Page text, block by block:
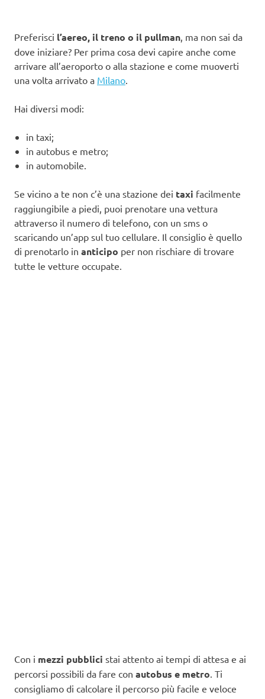
Preferisci l’aereo, il treno o il pullman, ma non sai da
dove iniziare? Per prima cosa devi capire anche come
arrivare all’aeroporto o alla stazione e come muoverti
una volta arrivato a Milano.
Hai diversi modi:
in taxi;
in autobus e metro;
in automobile.
Se vicino a te non c’è una stazione dei taxi facilmente
raggiungibile a piedi, puoi prenotare una vettura
attraverso il numero di telefono, con un sms o
scaricando un’app sul tuo cellulare. Il consiglio è quello
di prenotarlo in anticipo per non rischiare di trovare
tutte le vetture occupate.
Con i mezzi pubblici stai attento ai tempi di attesa e ai
percorsi possibili da fare con autobus e metro. Ti
consigliamo di calcolare il percorso più facile e veloce